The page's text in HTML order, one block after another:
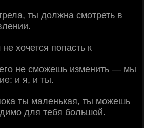
ты должна смотреть в
хочется попасть к
не сможешь изменить — мы
и я, и ты.
ты маленькая, ты можешь
для тебя большой.